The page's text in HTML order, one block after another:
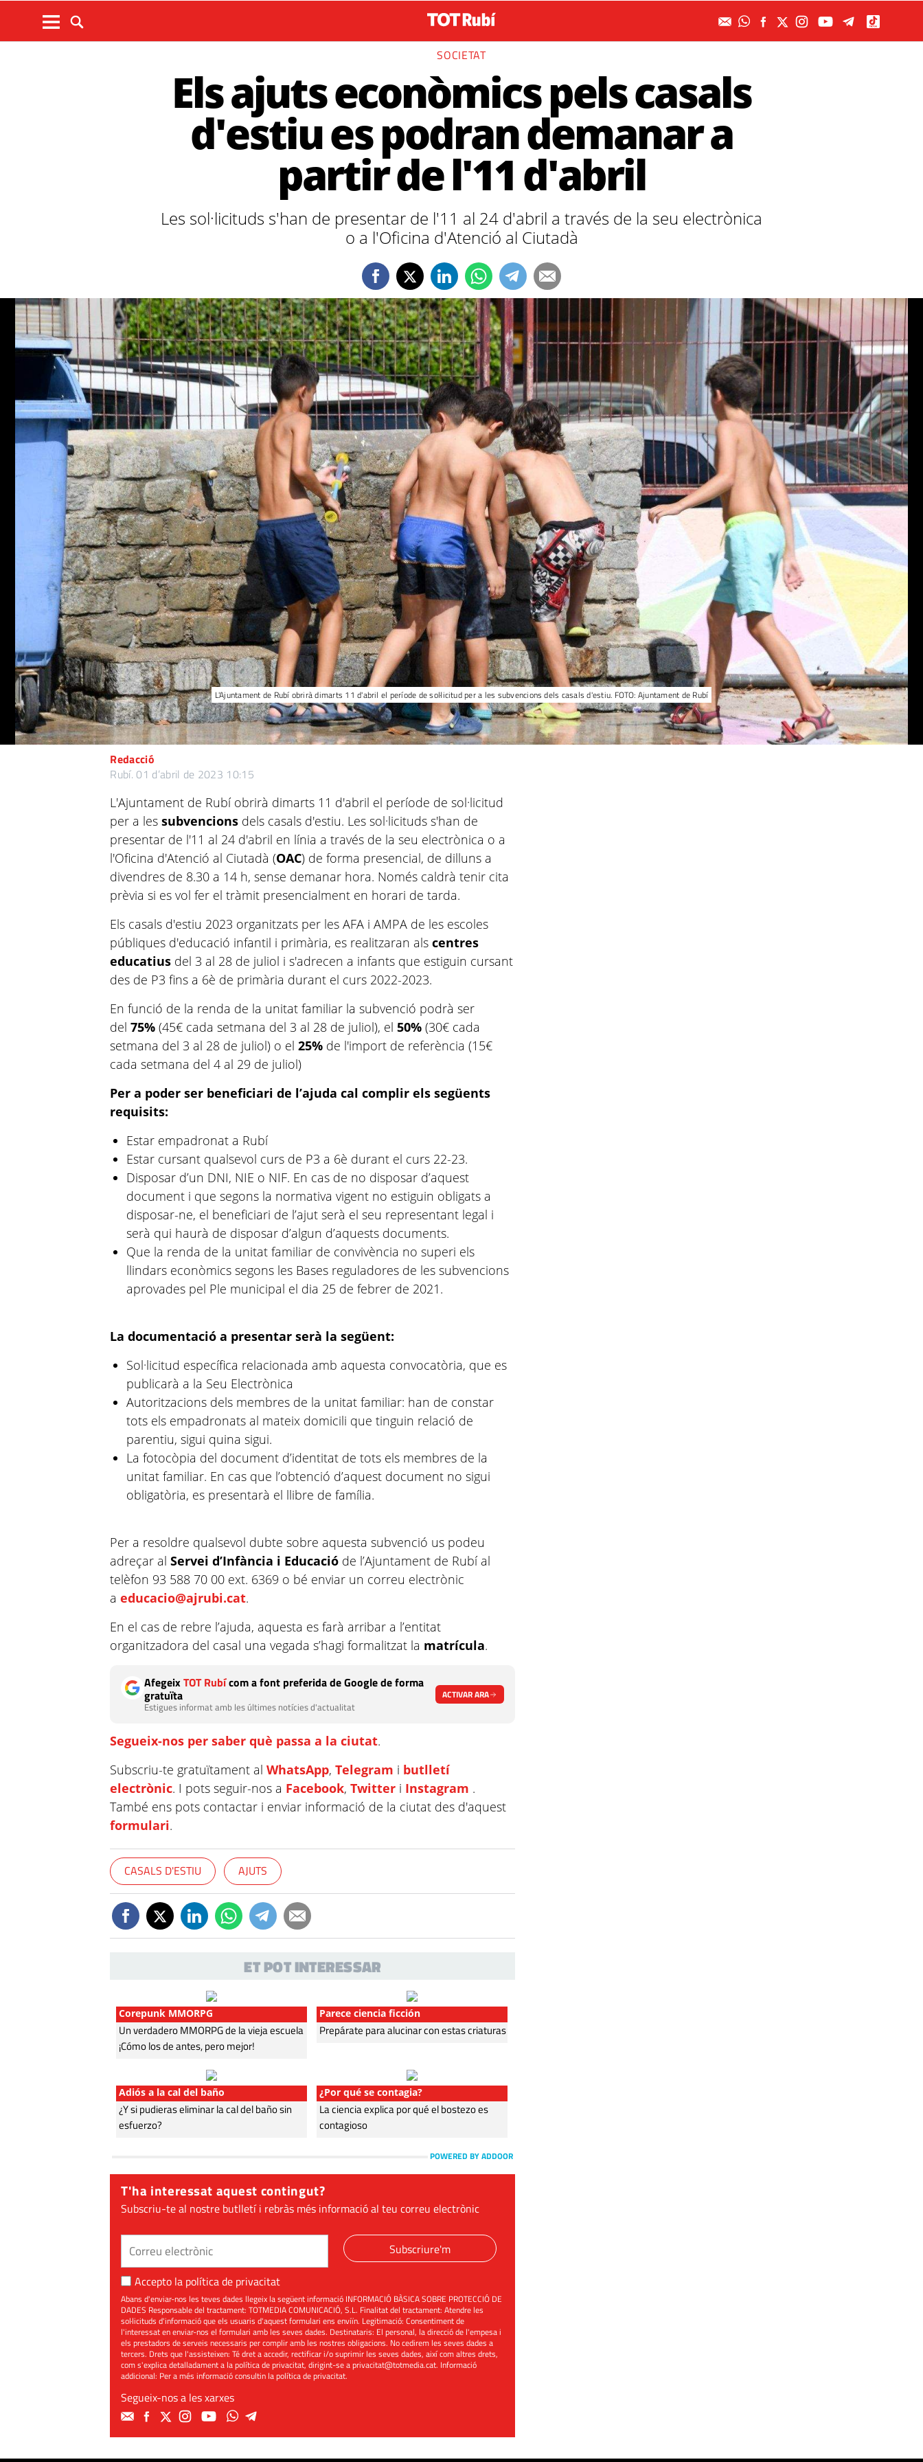
SOCIETAT
Els ajuts econòmics pels casals
d'estiu es podran demanar a
partir de l'11 d'abril
Les sol·licituds s'han de presentar de l'11 al 24 d'abril a través de la seu electrònica
o a l'Oficina d'Atenció al Ciutadà
L'Ajuntament de Rubí obrirà dimarts 11 d'abril el període de sol·licitud per a les subvencions dels casals d'estiu. FOTO: Ajuntament de Rubí
Redacció
Rubí. 01 d’abril de 2023 10:15
L'Ajuntament de Rubí obrirà dimarts 11 d'abril el període de sol·licitud
per a lessubvencions dels casals d'estiu. Les sol·licituds s'han de
presentar de l'11 al 24 d'abril en línia a través de la seu electrònica o a
l'Oficina d'Atenció al Ciutadà (OAC) de forma presencial, de dilluns a
divendres de 8.30 a 14 h, sense demanar hora. Només caldrà tenir cita
prèvia si es vol fer el tràmit presencialment en horari de tarda.
Els casals d'estiu 2023 organitzats per les AFA i AMPA de les escoles
públiques d'educació infantil i primària, es realitzaran alscentres
educatius del 3 al 28 de juliol i s'adrecen a infants que estiguin cursant
des de P3 fins a 6è de primària durant el curs 2022-2023.
En funció de la renda de la unitat familiar la subvenció podrà ser
del75% (45€ cada setmana del 3 al 28 de juliol), el50% (30€ cada
setmana del 3 al 28 de juliol) o el25% de l'import de referència (15€
cada setmana del 4 al 29 de juliol)
Per a poder ser beneficiari de l’ajuda cal complir els següents
requisits:
Estar empadronat a Rubí
Estar cursant qualsevol curs de P3 a 6è durant el curs 22-23.
Disposar d’un DNI, NIE o NIF. En cas de no disposar d’aquest
document i que segons la normativa vigent no estiguin obligats a
disposar-ne, el beneficiari de l’ajut serà el seu representant legal i
serà qui haurà de disposar d’algun d’aquests documents.
Que la renda de la unitat familiar de convivència no superi els
llindars econòmics segons les Bases reguladores de les subvencions
aprovades pel Ple municipal el dia 25 de febrer de 2021.
La documentació a presentar serà la següent:
Sol·licitud específica relacionada amb aquesta convocatòria, que es
publicarà a la Seu Electrònica
Autoritzacions dels membres de la unitat familiar: han de constar
tots els empadronats al mateix domicili que tinguin relació de
parentiu, sigui quina sigui.
La fotocòpia del document d’identitat de tots els membres de la
unitat familiar. En cas que l’obtenció d’aquest document no sigui
obligatòria, es presentarà el llibre de família.
Per a resoldre qualsevol dubte sobre aquesta subvenció us podeu
adreçar alServei d’Infància i Educació de l’Ajuntament de Rubí al
telèfon 93 588 70 00 ext. 6369 o bé enviar un correu electrònic
aeducacio@ajrubi.cat.
En el cas de rebre l’ajuda, aquesta es farà arribar a l’entitat
organitzadora del casal una vegada s’hagi formalitzat la matrícula.
AfegeixTOT Rubícom a font preferida de Google de forma
gratuïta
Estigues informat amb les últimes notícies d'actualitat
ACTIVAR ARA
Segueix-nos per saber què passa a la ciutat.
Subscriu-te gratuïtament alWhatsApp,Telegram i butlletí
electrònic. I pots seguir-nos a Facebook,Twitter i Instagram .
També ens pots contactar i enviar informació de la ciutat des d'aquest
formulari.
CASALS D'ESTIU AJUTS
ET POT INTERESSAR
Corepunk MMORPG
Un verdadero MMORPG de la vieja escuela
¡Cómo los de antes, pero mejor!
Parece ciencia ficción
Prepárate para alucinar con estas criaturas
Adiós a la cal del baño
¿Y si pudieras eliminar la cal del baño sin
esfuerzo?
¿Por qué se contagia?
La ciencia explica por qué el bostezo es
contagioso
POWERED BY ADDOOR
T'ha interessat aquest contingut?
Subscriu-te al nostre butlletí i rebràs més informació al teu correu electrònic
Subscriure'm
Accepto la política de privacitat
Abans d'enviar-nos les teves dades llegeix la següent informació INFORMACIÓ BÀSICA SOBRE PROTECCIÓ DE
DADES Responsable del tractament: TOTMEDIA COMUNICACIÓ, S.L. Finalitat del tractament: Atendre les
sol·licituds d'informació que els usuaris d'aquest formulari ens enviïn. Legitimació: Consentiment de
l'interessat en enviar-nos el formulari amb les seves dades. Destinataris: El personal, la direcció de l'empesa i
els prestadors de serveis necessaris per complir amb les nostres obligacions. No cedirem les seves dades a
tercers. Drets que l'assisteixen: Té dret a accedir, rectificar i/o suprimir les seves dades, així com altres drets,
com s'explica detalladament a la política de privacitat, dirigint-se aprivacitat@totmedia.cat. Informació
addicional: Per a més informació consultin lapolítica de privacitat.
Segueix-nos a les xarxes